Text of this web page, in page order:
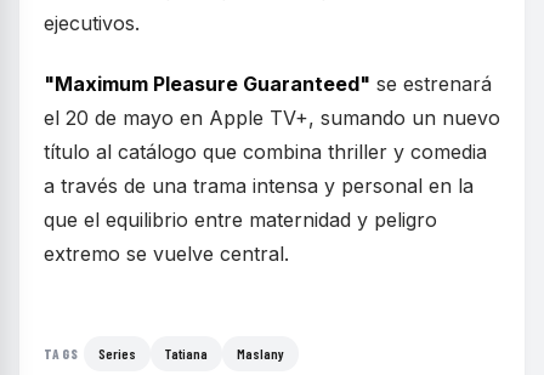
ejecutivos.
"Maximum Pleasure Guaranteed" se estrenará
el 20 de mayo en Apple TV+, sumando un nuevo
título al catálogo que combina thriller y comedia
a través de una trama intensa y personal en la
que el equilibrio entre maternidad y peligro
extremo se vuelve central.
TAGS Series Tatiana Maslany